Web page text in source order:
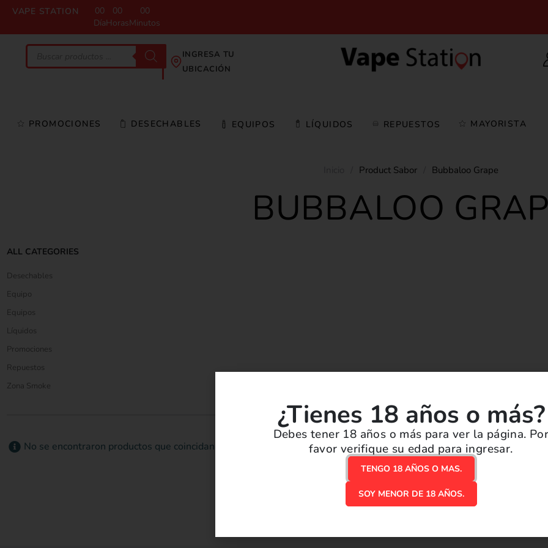
VAPE STATION
00
Día
00
Horas
00
Minutos
INGRESA TU
UBICACIÓN
PROMOCIONES DESECHABLES EQUIPOS LÍQUIDOS REPUESTOS MAYORISTA
Product Sabor Bubbaloo Grape
BUBBALOO
ALL CATEGORIES
Desechables
Equipo
Equipos
Líquidos
Promociones
Repuestos
Zona Smoke
No se encontraron productos que coincidan con su selección.
¿Tienes 18 años o más?
Debes tener 18 años o más para ver la página.
favor verifique su edad para ingresar.
TENGO 18 AÑOS O MAS.
SOY MENOR DE 18 AÑOS.